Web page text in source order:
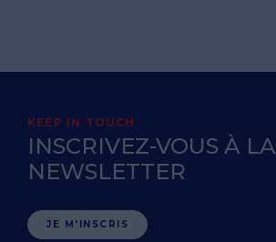
KEEP IN TOUCH
INSCRIVEZ-VOUS À LA
NEWSLETTER
JE M'INSCRIS